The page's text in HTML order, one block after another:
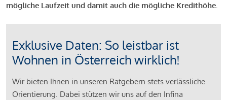
mögliche Laufzeit und damit auch die mögliche Kredithöhe.
Exklusive Daten: So leistbar ist
Wohnen in Österreich wirklich!
Wir bieten Ihnen in unseren Ratgebern stets verlässliche
Orientierung. Dabei stützen wir uns auf den Infina